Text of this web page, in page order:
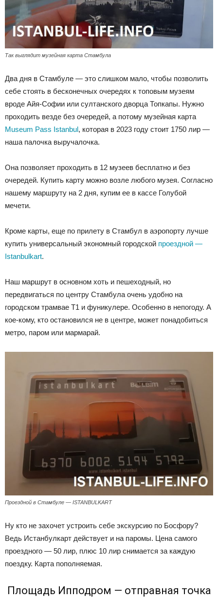
Так выглядит музейная карта Стамбула
Два дня в Стамбуле — это слишком мало, чтобы позволить
себе стоять в бесконечных очередях к топовым музеям
вроде Айя-Софии или султанского дворца Топкапы. Нужно
проходить везде без очередей, а потому музейная карта
Museum Pass Istanbul, которая в 2023 году стоит 1750 лир —
наша палочка выручалочка.
Она позволяет проходить в 12 музеев бесплатно и без
очередей. Купить карту можно возле любого музея. Согласно
нашему маршруту на 2 дня, купим ее в кассе Голубой
мечети.
Кроме карты, еще по прилету в Стамбул в аэропорту лучше
купить универсальный экономный городской проездной —
Istanbulkart.
Наш маршрут в основном хоть и пешеходный, но
передвигаться по центру Стамбула очень удобно на
городском трамвае Т1 и фуникулере. Особенно в непогоду. А
кое-кому, кто остановился не в центре, может понадобиться
метро, паром или мармарай.
Проездной в Стамбуле — ISTANBULKART
Ну кто не захочет устроить себе экскурсию по Босфору?
Ведь Истанбулкарт действует и на паромы. Цена самого
проездного — 50 лир, плюс 10 лир снимается за каждую
поездку. Карта пополняемая.
Площадь Ипподром — отправная точка